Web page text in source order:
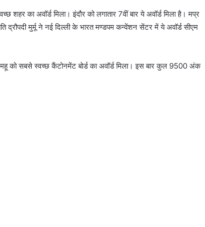
का अवॉर्ड मिला। इंदौर को लगातार 7वीं बार ये अवॉर्ड मिला है। मप्र
द्रौपदी मुर्मू ने नई दिल्ली के भारत मण्डपम कन्वेंशन सेंटर में ये अवॉर्ड सीएम
को सबसे स्वच्छ कैंटोनमेंट बोर्ड का अवॉर्ड मिला। इस बार कुल 9500 अंक